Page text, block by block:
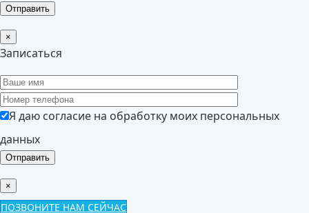
×
Записаться
Я даю согласие на обработку моих персональных
данных
×
ПОЗВОНИТЕ НАМ СЕЙЧАС